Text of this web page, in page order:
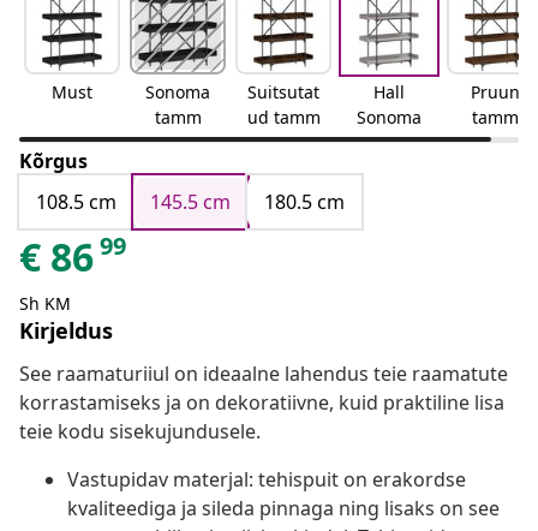
Must
Sonoma
tamm
Suitsutat
ud tamm
Hall
Sonoma
Pruun
tamm
Kõrgus
108.5 cm
145.5 cm 180.5 cm
€ 8699
Sh KM
Kirjeldus
See raamaturiiul on ideaalne lahendus teie raamatute
korrastamiseks ja on dekoratiivne, kuid praktiline lisa
teie kodu sisekujundusele.
Vastupidav materjal: tehispuit on erakordse
kvaliteediga ja sileda pinnaga ning lisaks on see